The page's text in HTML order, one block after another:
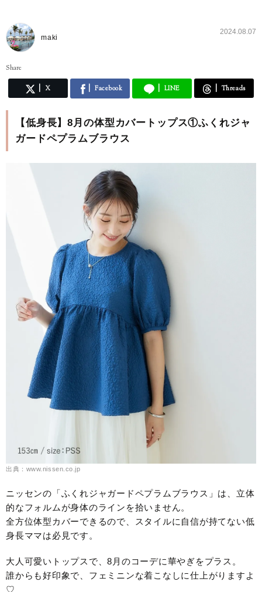
maki
2024.08.07
Share
X Facebook LINE Threads
【低身長】8月の体型カバートップス①ふくれジャ
ガードペプラムブラウス
出典：www.nissen.co.jp
ニッセンの「ふくれジャガードペプラムブラウス」は、立体
的なフォルムが身体のラインを拾いません。
全方位体型カバーできるので、スタイルに自信が持てない低
身長ママは必見です。
大人可愛いトップスで、8月のコーデに華やぎをプラス。
誰からも好印象で、フェミニンな着こなしに仕上がりますよ
♡